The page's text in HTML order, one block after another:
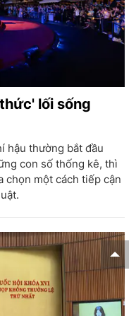
lối sống
hậu thường bắt đầu
con số thống kê, thì
chọn một cách tiếp cận